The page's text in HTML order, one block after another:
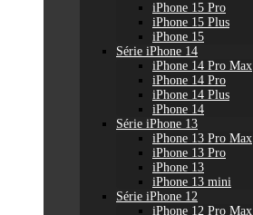
iPhone 15 Pro
iPhone 15 Plus
iPhone 15
Série iPhone 14
iPhone 14 Pro Max
iPhone 14 Pro
iPhone 14 Plus
iPhone 14
Série iPhone 13
iPhone 13 Pro Max
iPhone 13 Pro
iPhone 13
iPhone 13 mini
Série iPhone 12
iPhone 12 Pro Max